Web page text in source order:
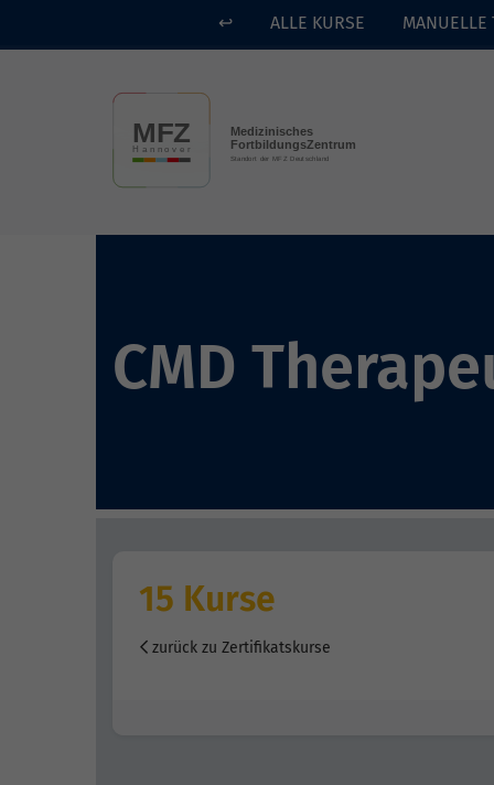
Skip to main content
↩ ALLE KURSE MANUELLE
CMD
15 Kurse
zurück zu Zertifikatskurse